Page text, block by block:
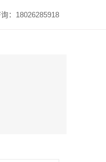
：18026285918